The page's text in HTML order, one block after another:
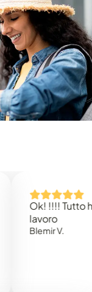
Ok! !!!! Tutto ha
Blemir V.